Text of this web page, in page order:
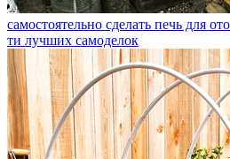
самостоятельно сделать печь для
ти лучших самоделок